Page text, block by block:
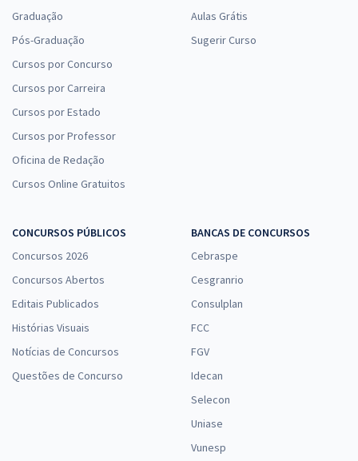
Graduação
Pós-Graduação
Cursos por Concurso
Cursos por Carreira
Cursos por Estado
Cursos por Professor
Oficina de Redação
Cursos Online Gratuitos
Aulas Grátis
Sugerir Curso
CONCURSOS PÚBLICOS
Concursos 2026
Concursos Abertos
Editais Publicados
Histórias Visuais
Notícias de Concursos
Questões de Concurso
BANCAS DE CONCURSOS
Cebraspe
Cesgranrio
Consulplan
FCC
FGV
Idecan
Selecon
Uniase
Vunesp